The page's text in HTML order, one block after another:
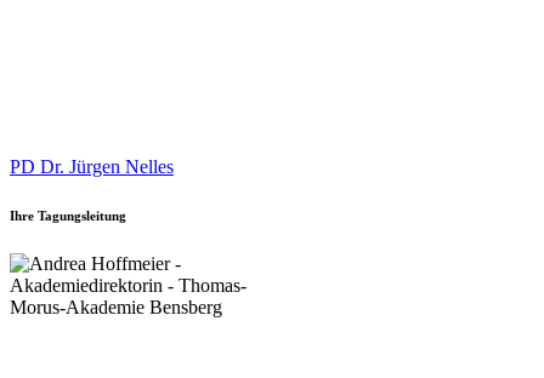
PD Dr. Jürgen Nelles
Ihre Tagungsleitung